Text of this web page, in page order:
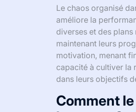
Le chaos organisé
améliore la
diverses et des
maintenant leurs
motivation, menant
capacité à cultiver la
dans leurs objectifs
Comment